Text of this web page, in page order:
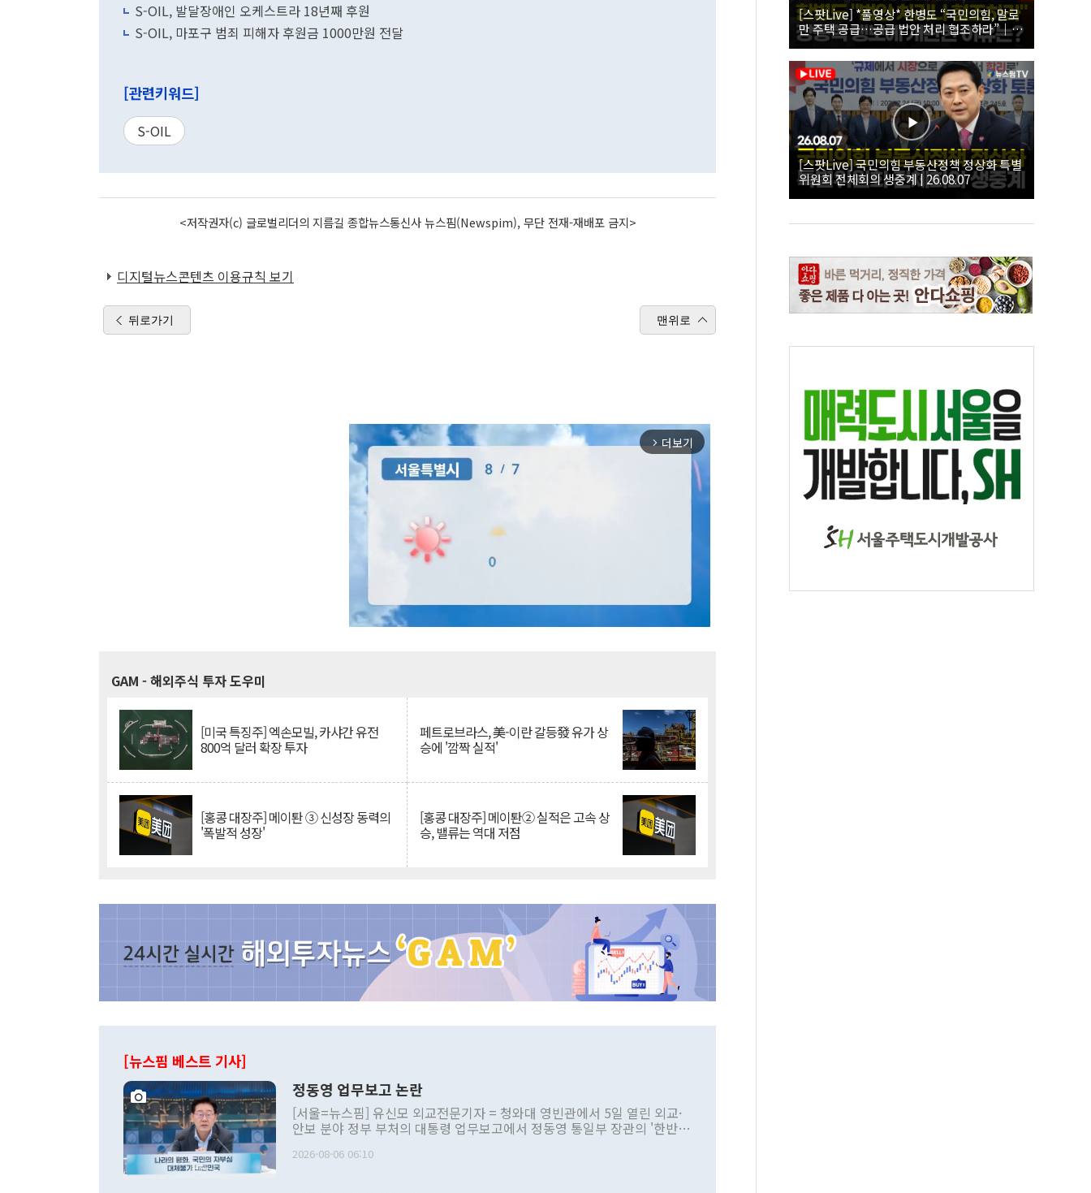
S-OIL, 발달장애인 오케스트라 18년째 후원
S-OIL, 마포구 범죄 피해자 후원금 1000만원 전달
[관련키워드]
S-OIL
<저작권자(c) 글로벌리더의 지름길 종합뉴스통신사 뉴스핌(Newspim), 무단 전재-재배포 금지>
디지털뉴스콘텐츠 이용규칙 보기
뒤로가기 맨위로
arrow_forward_ios 더보기
GAM - 해외주식 투자 도우미
[미국 특징주] 엑손모빌, 카샤간 유전
800억 달러 확장 투자
페트로브라스, 美-이란 갈등發 유가 상
승에 '깜짝 실적'
[홍콩 대장주] 메이퇀 ③ 신성장 동력의
'폭발적 성장'
[홍콩 대장주] 메이퇀② 실적은 고속 상
승, 밸류는 역대 저점
[뉴스핌 베스트 기사]
정동영 업무보고 논란
[서울=뉴스핌] 유신모 외교전문기자 = 청와대 영빈관에서 5일 열린 외교·
안보 분야 정부 부처의 대통령 업무보고에서 정동영 통일부 장관의 '한반도
발언 중에는 정부 내 조율을 거치지 않은 사안을 정책으로 추진하겠다고 공
2026-08-06 06:10
[스팟Live] *풀영상* 한병도 “국민의힘, 말로
만 주택 공급…공급 법안 처리 협조하라”｜
26.08.07 더불어민주당 원내대책회의
[스팟Live] 국민의힘 부동산정책 정상화 특별
위원회 전체회의 생중계 | 26.08.07